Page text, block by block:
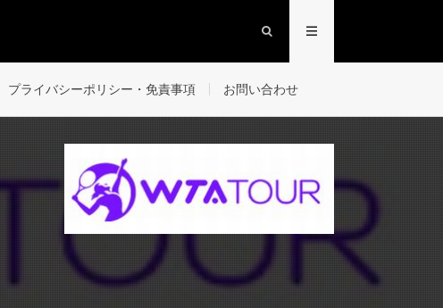
プライバシーポリシー・免責事項 お問い合わせ